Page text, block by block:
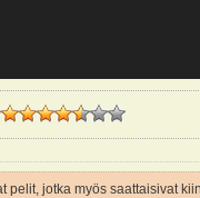
pelit, jotka myös saattaisivat